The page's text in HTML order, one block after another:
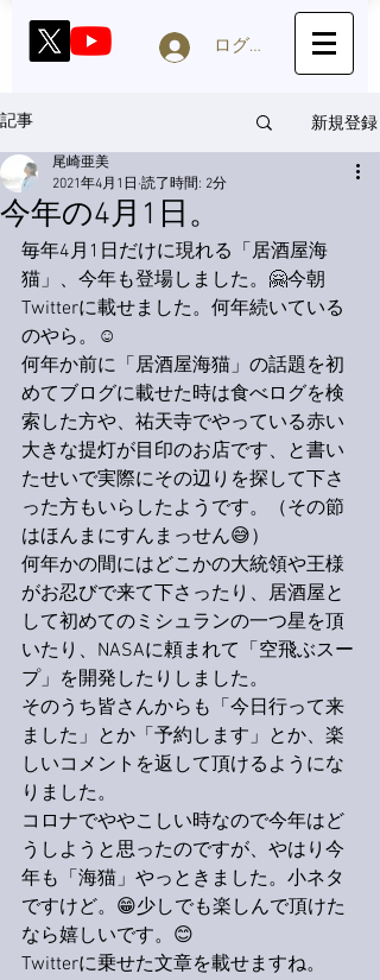
ログイン
記事 新規登録
今年の4月1日。
尾崎亜美
2021年4月1日 読了時間: 2分
毎年4月1日だけに現れる「居酒屋海
猫」、今年も登場しました。🤗今朝
Twitterに載せました。何年続いている
のやら。☺️
何年か前に「居酒屋海猫」の話題を初
めてブログに載せた時は食べログを検
索した方や、祐天寺でやっている赤い
大きな提灯が目印のお店です、と書い
たせいで実際にその辺りを探して下さ
った方もいらしたようです。（その節
はほんまにすんまっせん😅）
何年かの間にはどこかの大統領や王様
がお忍びで来て下さったり、居酒屋と
して初めてのミシュランの一つ星を頂
いたり、NASAに頼まれて「空飛ぶスー
プ」を開発したりしました。
そのうち皆さんからも「今日行って来
ました」とか「予約します」とか、楽
しいコメントを返して頂けるようにな
りました。
コロナでややこしい時なので今年はど
うしようと思ったのですが、やはり今
年も「海猫」やっときました。小ネタ
ですけど。😁少しでも楽しんで頂けた
なら嬉しいです。😊
Twitterに乗せた文章を載せますね。